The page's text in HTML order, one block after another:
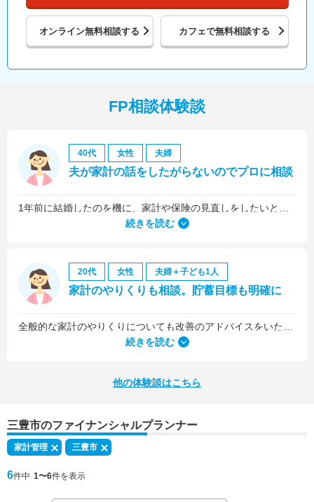
オンライン無料相談する カフェで無料相談する
FP相談体験談
40代 女性 夫婦
夫が家計の話をしたがらないのでプロに相談
続きを読む
20代 女性 夫婦＋子ども1人
家計のやりくりも相談。貯蓄目標も明確に
続きを読む
他の体験談はこちら
三豊市のファイナンシャルプランナー
家計管理 三豊市
6件中 1〜6件を表示